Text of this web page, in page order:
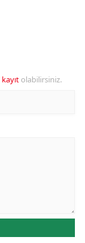
kayıt olabilirsiniz.